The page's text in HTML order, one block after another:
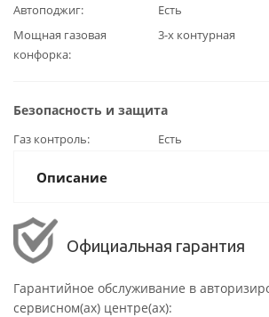
Автоподжиг
Есть
Мощная газовая
конфорка
3-х контурная
Безопасность и защита
Газ контроль Есть
Описание
Официальная гарантия
Гарантийное обслуживание в
сервисном(ах) центре(ах):